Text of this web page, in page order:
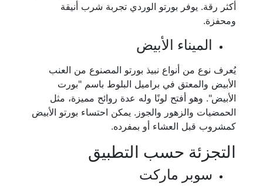
أكثر رقة. يوفر بورتو الوردي تجربة شرب أنيقة
ومحفزة.
الميناء الأبيض
يُعرف نوع من أنواع نبيذ بورتو المصنوع من العنب
الأبيض والمعتق في براميل البلوط باسم "بورت
الأبيض". وهو أفتح لونًا وله عدة روائح مميزة، مثل
الحمضيات والزهور والجوز. يمكن احتساء بورتو الأبيض
كمشروب قبل العشاء أو بمفرده.
التجزئة حسب التطبيق
سوبر ماركت